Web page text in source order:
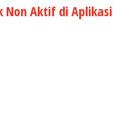
Non Aktif di Aplikasi